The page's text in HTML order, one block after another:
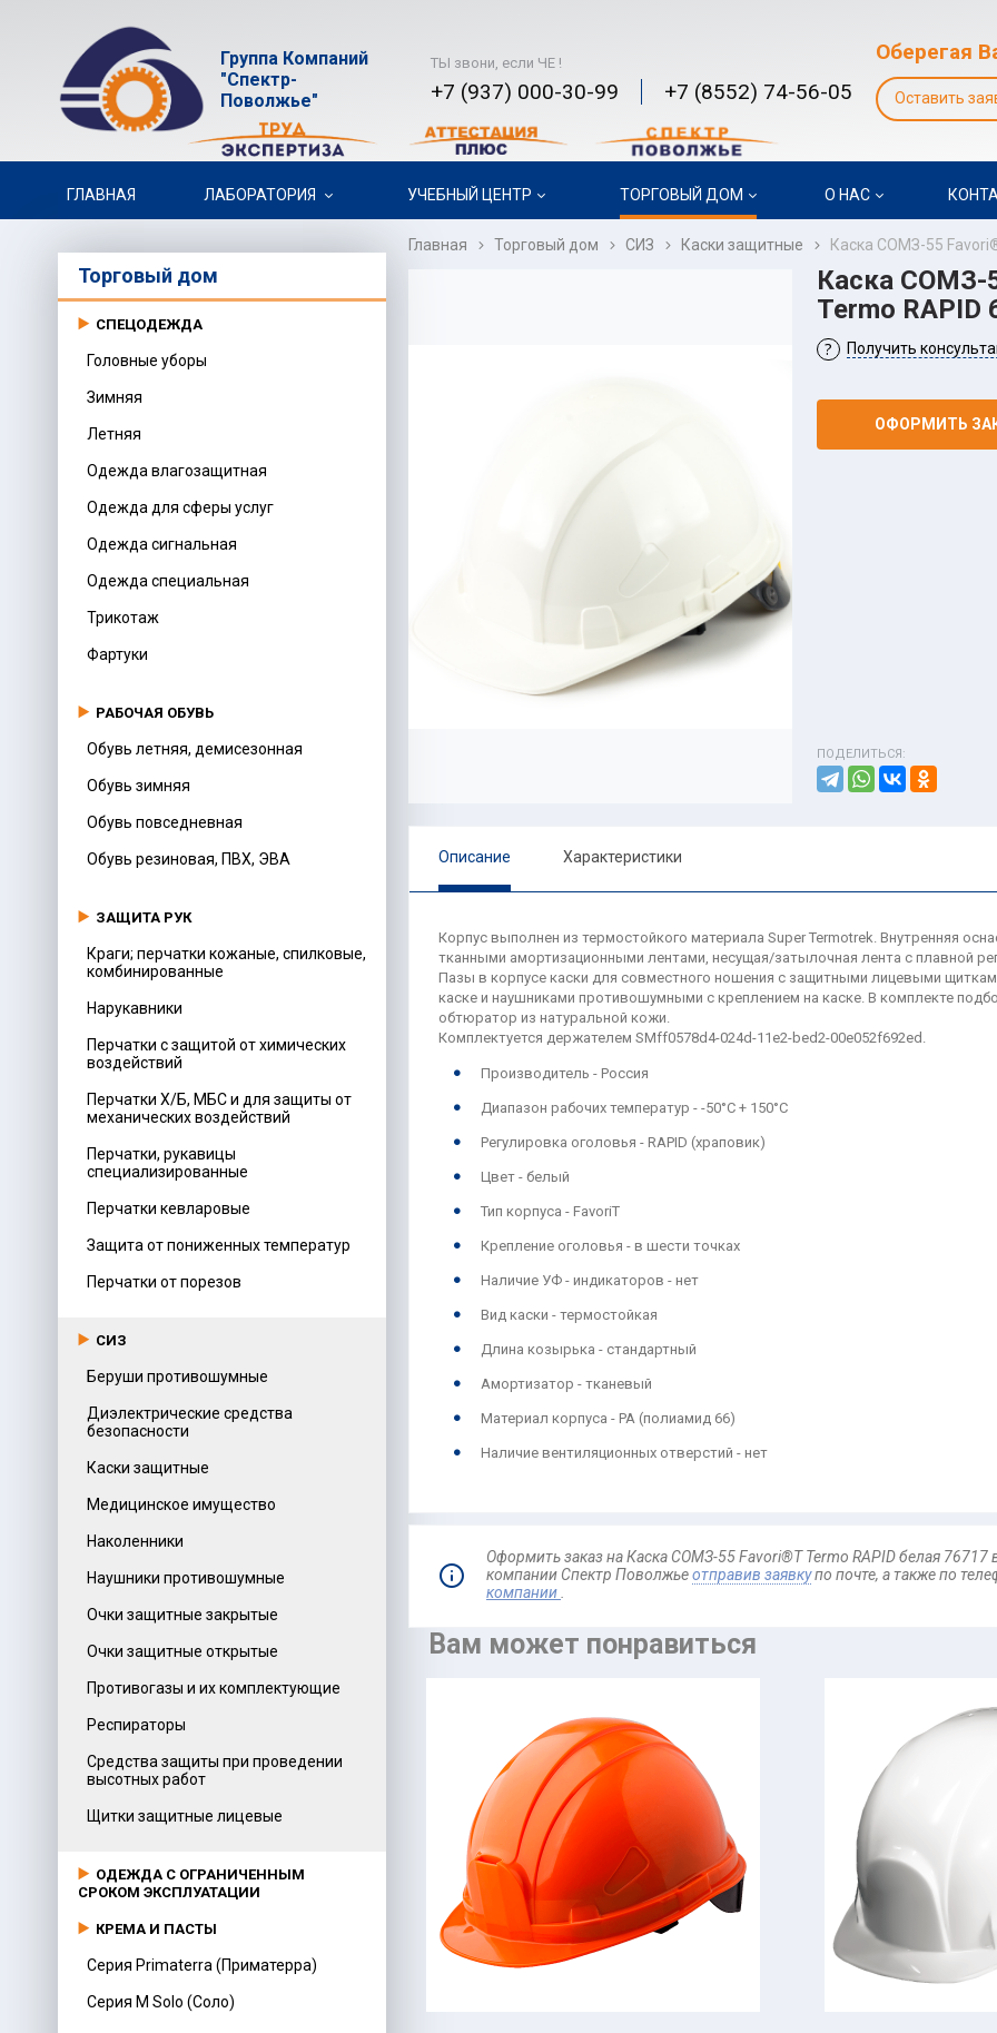
Группа Компаний
"Спектр-
Поволжье"
ТЫ звони, если ЧЕ !
+7 (937) 000-30-99 +7 (8552) 74-56-05
Оберегая
Оставить
ГЛАВНАЯ ЛАБОРАТОРИЯ УЧЕБНЫЙ ЦЕНТР ТОРГОВЫЙ ДОМ О НАС
Торговый дом
СПЕЦОДЕЖДА
Головные уборы
Зимняя
Летняя
Одежда влагозащитная
Одежда для сферы услуг
Одежда сигнальная
Одежда специальная
Трикотаж
Фартуки
РАБОЧАЯ ОБУВЬ
Обувь летняя, демисезонная
Обувь зимняя
Обувь повседневная
Обувь резиновая, ПВХ, ЭВА
ЗАЩИТА РУК
Краги; перчатки кожаные, спилковые,
комбинированные
Нарукавники
Перчатки с защитой от химических
воздействий
Перчатки Х/Б, МБС и для защиты от
механических воздействий
Перчатки, рукавицы
специализированные
Перчатки кевларовые
Защита от пониженных температур
Перчатки от порезов
СИЗ
Беруши противошумные
Диэлектрические средства
безопасности
Каски защитные
Медицинское имущество
Наколенники
Наушники противошумные
Очки защитные закрытые
Очки защитные открытые
Противогазы и их комплектующие
Респираторы
Средства защиты при проведении
высотных работ
Щитки защитные лицевые
ОДЕЖДА С ОГРАНИЧЕННЫМ
СРОКОМ ЭКСПЛУАТАЦИИ
КРЕМА И ПАСТЫ
Серия Primaterra (Приматерра)
Серия M Solo (Соло)
Главная Торговый дом СИЗ Каски защитные Каска СОМЗ-55
Каска СОМЗ-
Termo RAPID
Получить
ОФОРМИТЬ
ПОДЕЛИТЬСЯ:
Описание Характеристики
Корпус выполнен из термостойкого материала Super Termotrek. Внутренняя
тканными амортизационными лентами, несущая/затылочная лента с плавной
Пазы в корпусе каски для совместного ношения с защитными лицевыми
каске и наушниками противошумными с креплением на каске. В комплекте
обтюратор из натуральной кожи.
Комплектуется держателем SMff0578d4-024d-11e2-bed2-00e052f692ed.
Производитель - Россия
Диапазон рабочих температур - -50°C + 150°C
Регулировка оголовья - RAPID (храповик)
Цвет - белый
Тип корпуса - FavoriT
Крепление оголовья - в шести точках
Наличие УФ - индикаторов - нет
Вид каски - термостойкая
Длина козырька - стандартный
Амортизатор - тканевый
Материал корпуса - PA (полиамид 66)
Наличие вентиляционных отверстий - нет
Оформить заказ на Каска СОМЗ-55 Favori®T Termo RAPID белая 76717
компании Спектр Поволжьеотправив заявкупо почте, а также по
компании
Вам может понравиться